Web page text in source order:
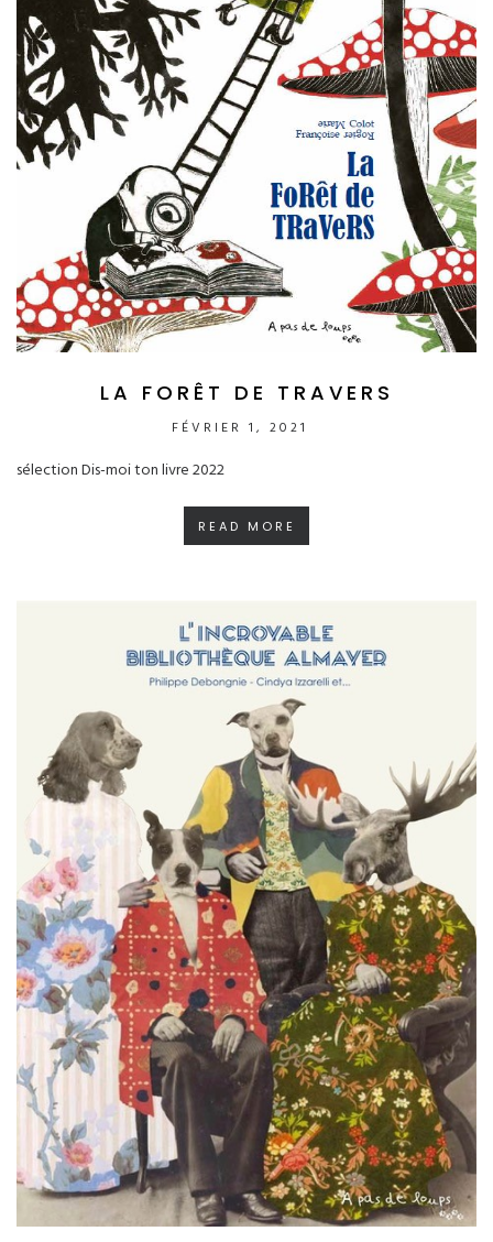
LA FORÊT DE TRAVERS
FÉVRIER 1, 2021
sélection Dis-moi ton livre 2022
READ MORE